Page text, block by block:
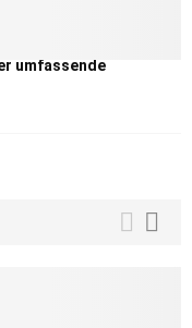
umfassende